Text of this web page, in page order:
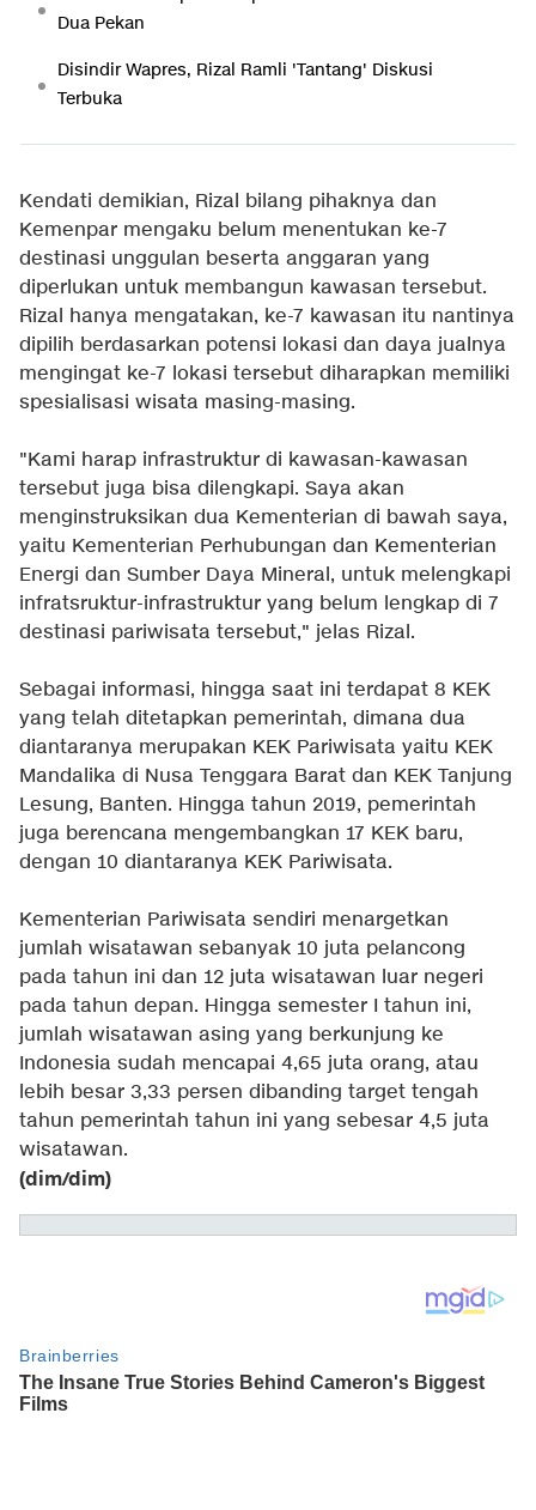
Dua Pekan
Disindir Wapres, Rizal Ramli 'Tantang' Diskusi
Terbuka
Kendati demikian, Rizal bilang pihaknya dan
Kemenpar mengaku belum menentukan ke-7
destinasi unggulan beserta anggaran yang
diperlukan untuk membangun kawasan tersebut.
Rizal hanya mengatakan, ke-7 kawasan itu nantinya
dipilih berdasarkan potensi lokasi dan daya jualnya
mengingat ke-7 lokasi tersebut diharapkan memiliki
spesialisasi wisata masing-masing.
"Kami harap infrastruktur di kawasan-kawasan
tersebut juga bisa dilengkapi. Saya akan
menginstruksikan dua Kementerian di bawah saya,
yaitu Kementerian Perhubungan dan Kementerian
Energi dan Sumber Daya Mineral, untuk melengkapi
infratsruktur-infrastruktur yang belum lengkap di 7
destinasi pariwisata tersebut," jelas Rizal.
Sebagai informasi, hingga saat ini terdapat 8 KEK
yang telah ditetapkan pemerintah, dimana dua
diantaranya merupakan KEK Pariwisata yaitu KEK
Mandalika di Nusa Tenggara Barat dan KEK Tanjung
Lesung, Banten. Hingga tahun 2019, pemerintah
juga berencana mengembangkan 17 KEK baru,
dengan 10 diantaranya KEK Pariwisata.
Kementerian Pariwisata sendiri menargetkan
jumlah wisatawan sebanyak 10 juta pelancong
pada tahun ini dan 12 juta wisatawan luar negeri
pada tahun depan. Hingga semester I tahun ini,
jumlah wisatawan asing yang berkunjung ke
Indonesia sudah mencapai 4,65 juta orang, atau
lebih besar 3,33 persen dibanding target tengah
tahun pemerintah tahun ini yang sebesar 4,5 juta
wisatawan.
(dim/dim)